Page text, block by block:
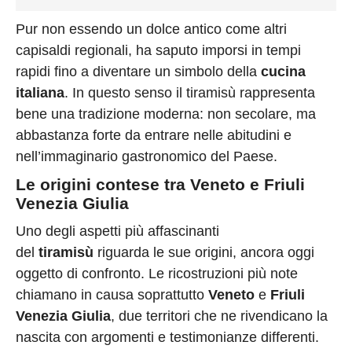
Pur non essendo un dolce antico come altri
capisaldi regionali, ha saputo imporsi in tempi
rapidi fino a diventare un simbolo della cucina
italiana. In questo senso il tiramisù rappresenta
bene una tradizione moderna: non secolare, ma
abbastanza forte da entrare nelle abitudini e
nell’immaginario gastronomico del Paese.
Le origini contese tra Veneto e Friuli
Venezia Giulia
Uno degli aspetti più affascinanti
del tiramisù riguarda le sue origini, ancora oggi
oggetto di confronto. Le ricostruzioni più note
chiamano in causa soprattutto Veneto e Friuli
Venezia Giulia, due territori che ne rivendicano la
nascita con argomenti e testimonianze differenti.